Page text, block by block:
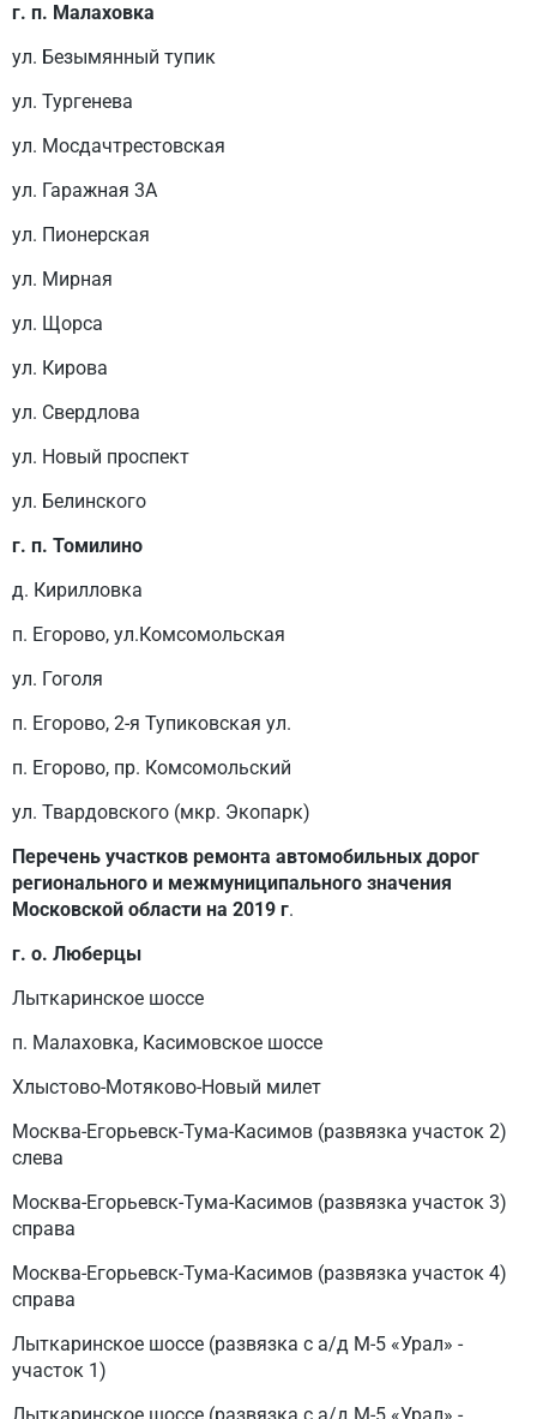
г. п. Малаховка
ул. Безымянный тупик
ул. Тургенева
ул. Мосдачтрестовская
ул. Гаражная 3А
ул. Пионерская
ул. Мирная
ул. Щорса
ул. Кирова
ул. Свердлова
ул. Новый проспект
ул. Белинского
г. п. Томилино
д. Кирилловка
п. Егорово, ул.Комсомольская
ул. Гоголя
п. Егорово, 2-я Тупиковская ул.
п. Егорово, пр. Комсомольский
ул. Твардовского (мкр. Экопарк)
Перечень участков ремонта автомобильных дорог
регионального и межмуниципального значения
Московской области на 2019 г.
г. о. Люберцы
Лыткаринское шоссе
п. Малаховка, Касимовское шоссе
Хлыстово-Мотяково-Новый милет
Москва-Егорьевск-Тума-Касимов (развязка участок 2)
слева
Москва-Егорьевск-Тума-Касимов (развязка участок 3)
справа
Москва-Егорьевск-Тума-Касимов (развязка участок 4)
справа
Лыткаринское шоссе (развязка с а/д М-5 «Урал» -
участок 1)